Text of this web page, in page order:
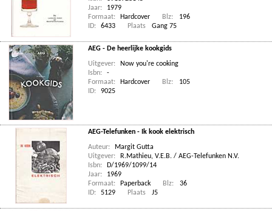
Jaar:
1979
Formaat:
Hardcover Blz:
196
ID:
6433 Plaats Gang 75
AEG - De heerlijke kookgids
Uitgever:
Now you're cooking
Isbn:
-
Formaat:
Hardcover Blz:
105
ID:
9025
AEG-Telefunken - Ik kook elektrisch
Auteur:
Margit Gutta
Uitgever:
R.Mathieu, V.E.B. / AEG-Telefunken N.V.
Isbn:
D/1969/1099/14
Jaar:
1969
Formaat:
Paperback Blz:
36
ID:
5129 Plaats J5